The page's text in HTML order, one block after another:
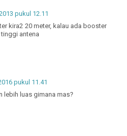
pukul 12.11
kira2 20 meter, kalau ada booster
antena
pukul 11.41
lebih luas gimana mas?